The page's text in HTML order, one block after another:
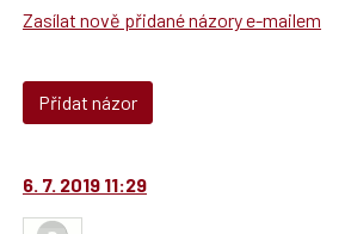
Zasílat nově přidané názory e-mailem
Přidat názor
6. 7. 2019 11:29